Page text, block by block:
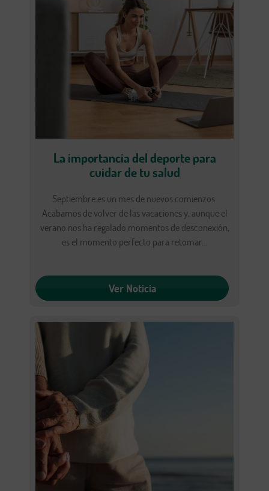
La importancia del deporte para
cuidar de tu salud
Septiembre es un mes de nuevos comienzos.
Acabamos de volver de las vacaciones y, aunque el
verano nos ha regalado momentos de desconexión,
es el momento perfecto para retomar...
Ver Noticia